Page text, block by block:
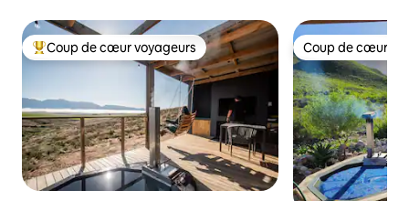
Coups de cœur voyageurs les plus appréciés
Coup de cœur voyageurs Coup de cœur
Coup de cœur